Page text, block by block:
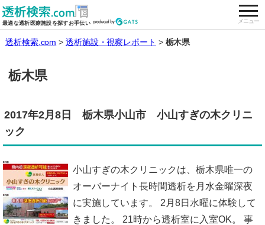
最適な透析医療施設を探すお手伝い メニュー
全国の透析施設を検索する
透析検索.com 透析施設・視察レポート 栃木県
栃木県
2017年2月8日 栃木県小山市 小山すぎの木クリニ
ック
小山すぎの木クリニックは、栃木県唯一の
オーバーナイト長時間透析を月水金曜深夜
に実施しています。 2月8日水曜に体験して
きました。 21時から透析室に入室OK。 事